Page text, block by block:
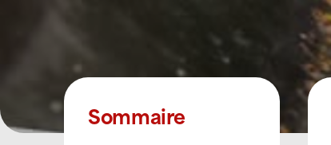
Sommaire